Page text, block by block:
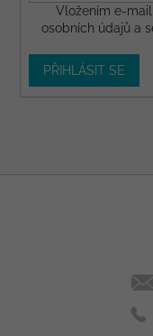
Vložením e-
osobních údajů a
PŘIHLÁSIT SE